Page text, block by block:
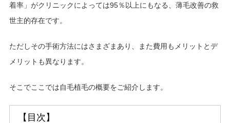
着率」がクリニックによっては95％以上にもなる、薄毛改善の救
世主的存在です。
ただしその手術方法にはさまざまあり、また費用もメリットとデ
メリットも異なります。
そこでここでは自毛植毛の概要をご紹介します。
【目次】